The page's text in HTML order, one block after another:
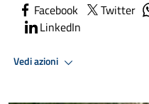
Facebook Twitter
LinkedIn
Vedi azioni